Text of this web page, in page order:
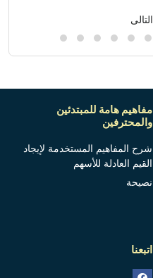
التالى
مفاهيم هامة للمبتدئين
والمحترفين
شرح المفاهيم المستخدمة لإيجاد
القيم العادلة للأسهم
نصيحة
اتبعنا